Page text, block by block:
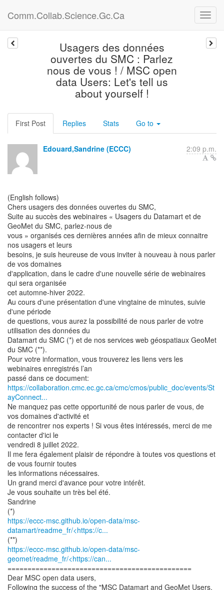
Comm.Collab.Science.Gc.Ca
Usagers des données
ouvertes du SMC : Parlez
nous de vous ! / MSC open
data Users: Let's tell us
about yourself !
First Post Replies Stats Go to
Edouard,Sandrine (ECCC) 2:09 p.m.
(English follows)
Chers usagers des données ouvertes du SMC,
Suite au succès des webinaires « Usagers du Datamart et de
GeoMet du SMC, parlez-nous de
vous » organisés ces dernières années afin de mieux connaitre
nos usagers et leurs
besoins, je suis heureuse de vous inviter à nouveau à nous parler
de vos domaines
d'application, dans le cadre d'une nouvelle série de webinaires
qui sera organisée
cet automne-hiver 2022.
Au cours d'une présentation d'une vingtaine de minutes, suivie
d'une période
de questions, vous aurez la possibilité de nous parler de votre
utilisation des données du
Datamart du SMC (*) et de nos services web géospatiaux GeoMet
du SMC (**).
Pour votre information, vous trouverez les liens vers les
webinaires enregistrés l’an
https://collaboration.cmc.ec.gc.ca/cmc/cmos/public_doc/events/St
ayConnect...
Ne manquez pas cette opportunité de nous parler de vous, de
vos domaines d'activité et
de rencontrer nos experts ! Si vous êtes intéressés, merci de me
contacter d'ici le
vendredi 8 juillet 2022.
Il me fera également plaisir de répondre à toutes vos questions et
de vous fournir toutes
les informations nécessaires.
Un grand merci d'avance pour votre intérêt.
Je vous souhaite un très bel été.
Sandrine
https://eccc-msc.github.io/open-data/msc-
datamart/readme_fr/<https://c...
https://eccc-msc.github.io/open-data/msc-
geomet/readme_fr/<https://can...
==============================================
Dear MSC open data users,
Following the success of the "MSC Datamart and GeoMet Users,